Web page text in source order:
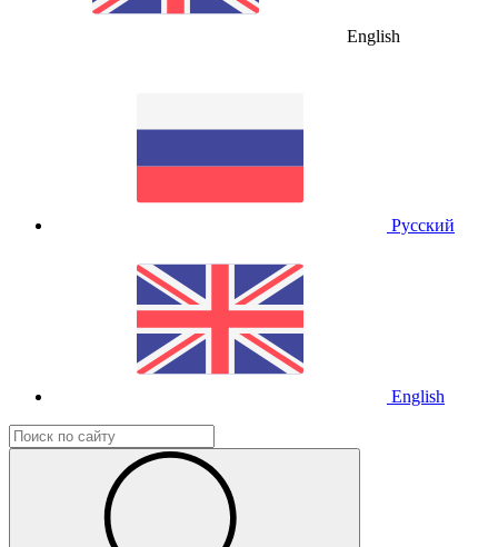
English
Русский
English